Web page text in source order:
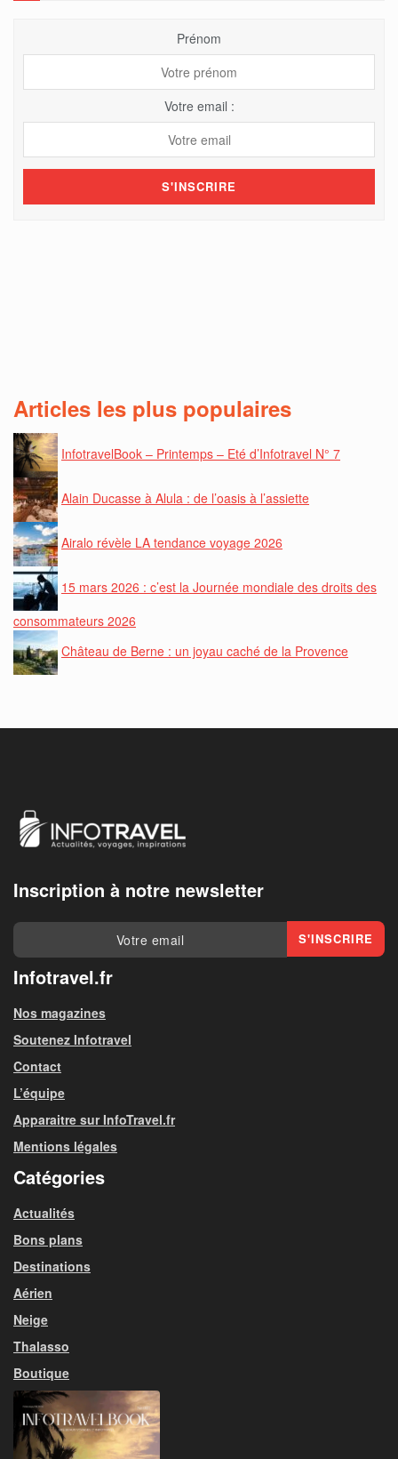
Prénom
Votre email :
Articles les plus populaires
InfotravelBook – Printemps – Eté d’Infotravel N° 7
Alain Ducasse à Alula : de l’oasis à l’assiette
Airalo révèle LA tendance voyage 2026
15 mars 2026 : c’est la Journée mondiale des droits des
consommateurs 2026
Château de Berne : un joyau caché de la Provence
Inscription à notre newsletter
Infotravel.fr
Nos magazines
Soutenez Infotravel
Contact
L’équipe
Apparaitre sur InfoTravel.fr
Mentions légales
Catégories
Actualités
Bons plans
Destinations
Aérien
Neige
Thalasso
Boutique